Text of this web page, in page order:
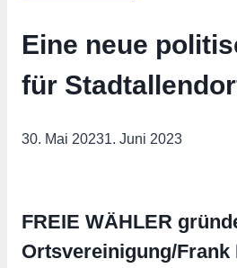
Eine neue
für
30. Mai 20231. Juni 2023
FREIE WÄHLER
Ortsvereinigung/Frank